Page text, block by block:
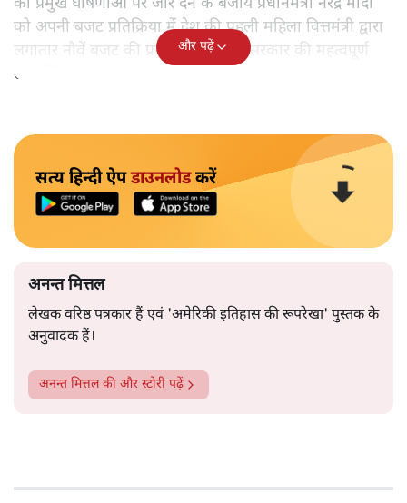
की प्रमुख घोषणाओं पर जोर देने के बजाय प्रधानमंत्री नरेंद्र मोदी
को अपनी बजट प्रतिक्रिया में देश की पहली महिला वित्तमंत्री द्वारा
लगातार नौवें बजट की प्रस्तुति को अपनी सरकार की महत्वपूर्ण
उपलब्धि बताने पर मजबूर होना पड़ा।
और पढ़ें
सत्य हिन्दी ऐपडाउनलोडकरें
अनन्त मित्तल
लेखक वरिष्ठ पत्रकार हैं एवं 'अमेरिकी इतिहास की रूपरेखा' पुस्तक के
अनुवादक हैं।
अनन्त मित्तलकी और स्टोरी पढ़ें